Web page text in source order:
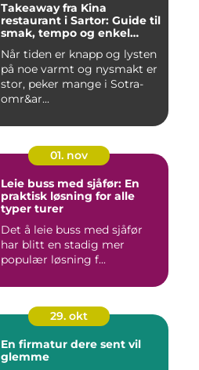
Takeaway fra Kina
restaurant i Sartor: Guide til
smak, tempo og enkel
Når tiden er knapp og lysten
på noe varmt og nysmakt er
stor, peker mange i Sotra-
omr&ar...
01. nov
Leie buss med sjåfør: En
praktisk løsning for alle
typer turer
Det å leie buss med sjåfør
har blitt en stadig mer
populær løsning f...
29. okt
En firmatur dere sent vil
glemme